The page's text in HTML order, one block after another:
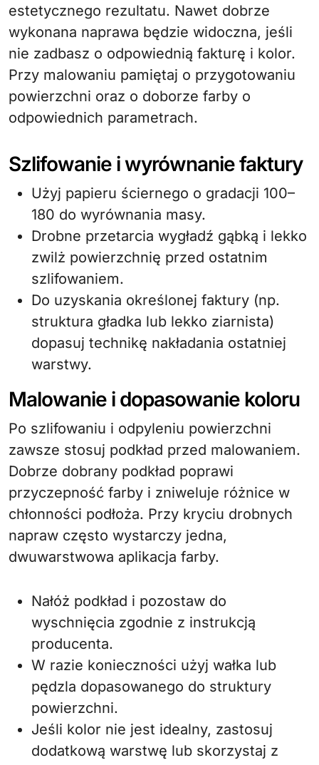
estetycznego rezultatu. Nawet dobrze
wykonana naprawa będzie widoczna, jeśli
nie zadbasz o odpowiednią fakturę i kolor.
Przy malowaniu pamiętaj o przygotowaniu
powierzchni oraz o doborze farby o
odpowiednich parametrach.
Szlifowanie i wyrównanie faktury
Użyj papieru ściernego o gradacji 100–
180 do wyrównania masy.
Drobne przetarcia wygładź gąbką i lekko
zwilż powierzchnię przed ostatnim
szlifowaniem.
Do uzyskania określonej faktury (np.
struktura gładka lub lekko ziarnista)
dopasuj technikę nakładania ostatniej
warstwy.
Malowanie i dopasowanie koloru
Po szlifowaniu i odpyleniu powierzchni
zawsze stosuj podkład przed malowaniem.
Dobrze dobrany podkład poprawi
przyczepność farby i zniweluje różnice w
chłonności podłoża. Przy kryciu drobnych
napraw często wystarczy jedna,
dwuwarstwowa aplikacja farby.
Nałóż podkład i pozostaw do
wyschnięcia zgodnie z instrukcją
producenta.
W razie konieczności użyj wałka lub
pędzla dopasowanego do struktury
powierzchni.
Jeśli kolor nie jest idealny, zastosuj
dodatkową warstwę lub skorzystaj z